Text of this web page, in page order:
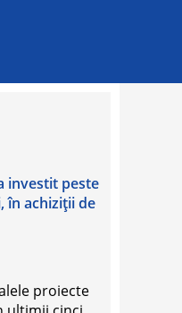
investit peste
în achiziţii de
proiecte